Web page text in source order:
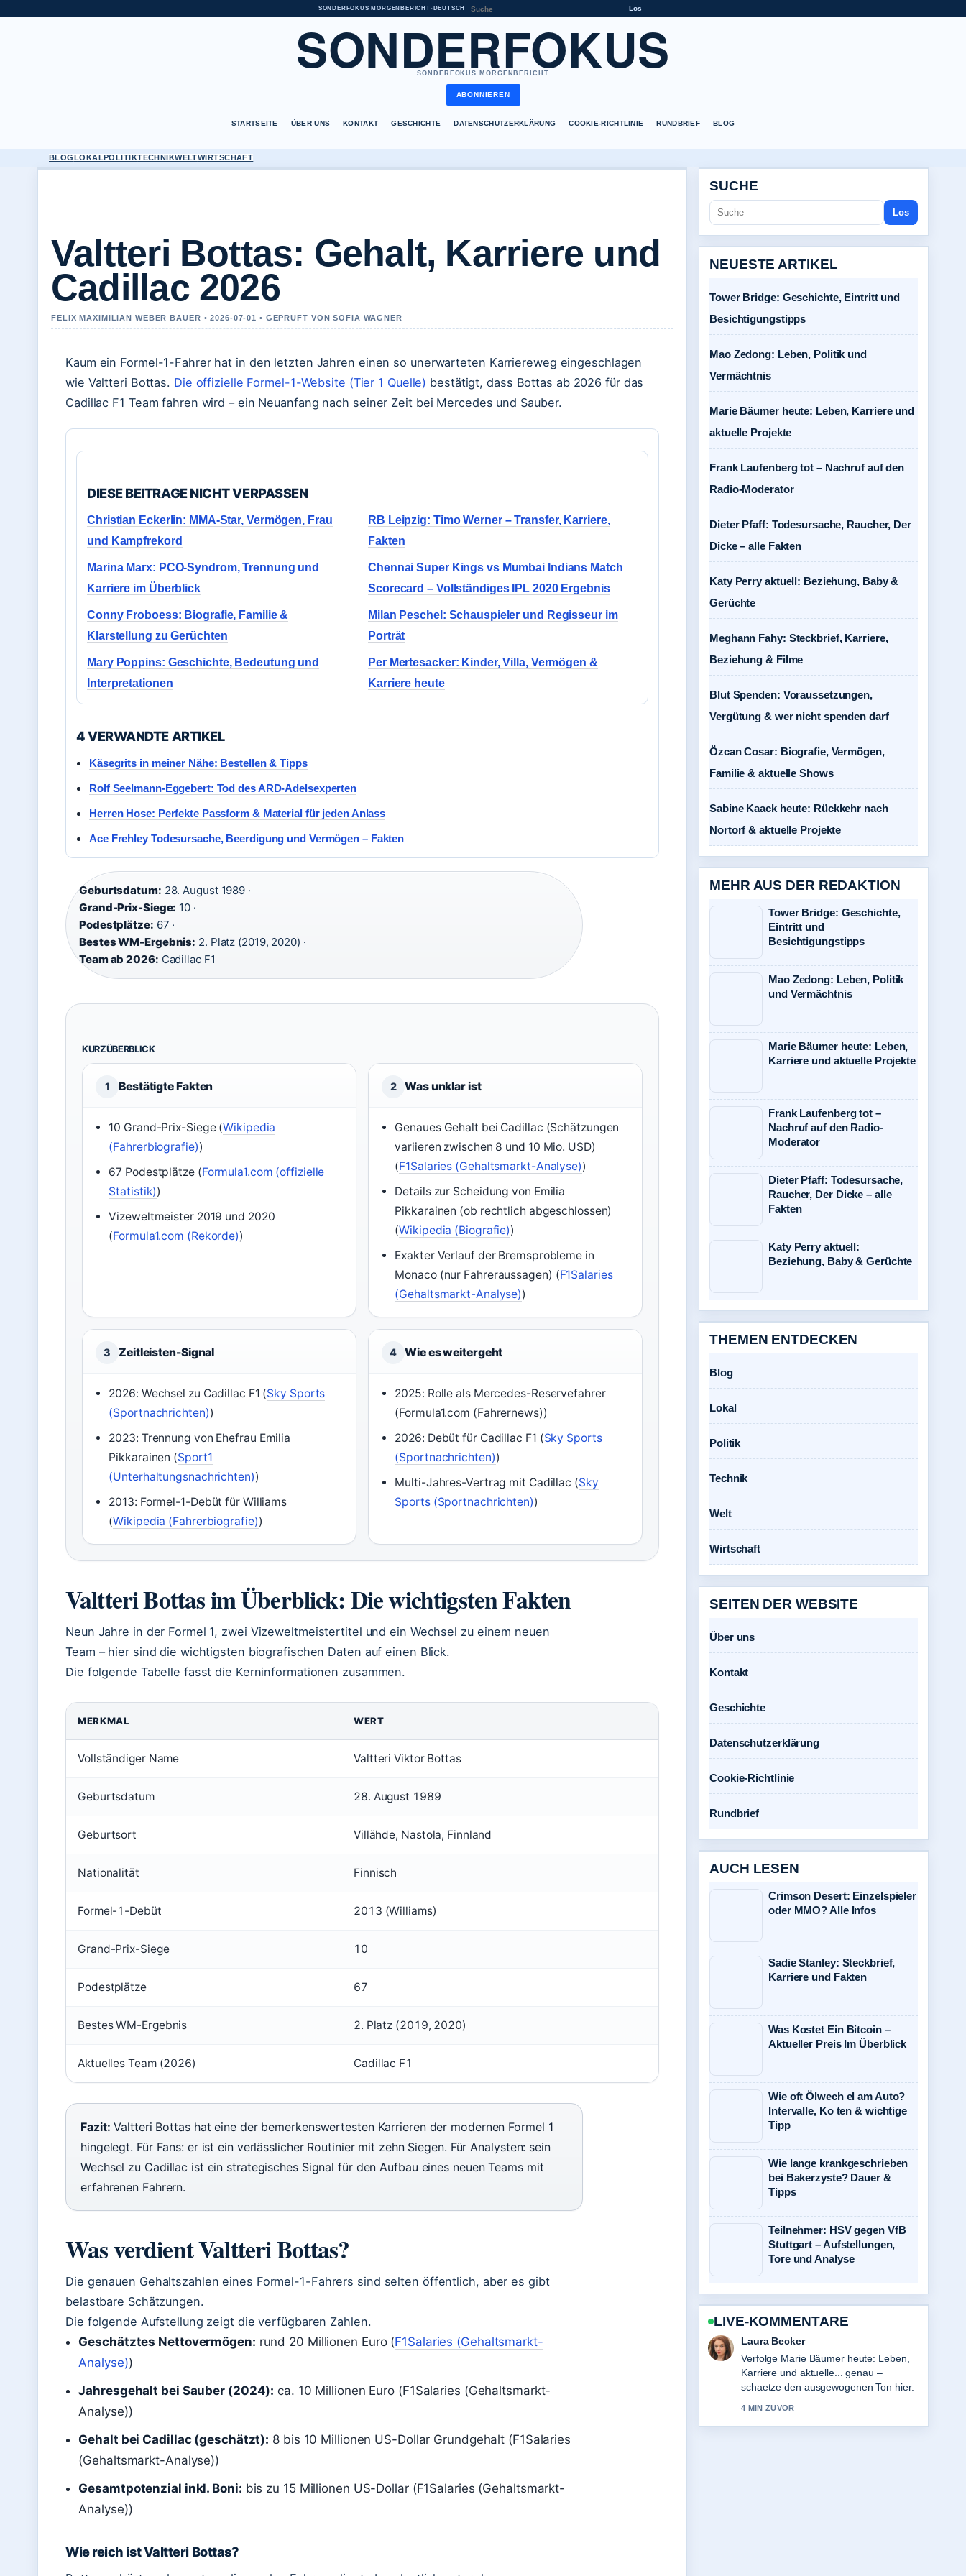
SONDERFOKUS MORGENBERICHT• DEUTSCH Los
SONDERFOKUS
SONDERFOKUS MORGENBERICHT
ABONNIEREN
STARTSEITE ÜBER UNS KONTAKT GESCHICHTE DATENSCHUTZERKLÄRUNG COOKIE-RICHTLINIE RUNDBRIEF BLOG
BLOGLOKALPOLITIKTECHNIKWELTWIRTSCHAFT
Valtteri Bottas: Gehalt, Karriere und
Cadillac 2026
FELIX MAXIMILIAN WEBER BAUER • 2026-07-01 • GEPRUFT VON SOFIA WAGNER
Kaum ein Formel-1-Fahrer hat in den letzten Jahren einen so unerwarteten Karriereweg eingeschlagen
wie Valtteri Bottas. Die offizielle Formel-1-Website (Tier 1 Quelle) bestätigt, dass Bottas ab 2026 für das
Cadillac F1 Team fahren wird – ein Neuanfang nach seiner Zeit bei Mercedes und Sauber.
DIESE BEITRAGE NICHT VERPASSEN
Christian Eckerlin: MMA-Star, Vermögen, Frau
und Kampfrekord
RB Leipzig: Timo Werner – Transfer, Karriere,
Fakten
Marina Marx: PCO-Syndrom, Trennung und
Karriere im Überblick
Chennai Super Kings vs Mumbai Indians Match
Scorecard – Vollständiges IPL 2020 Ergebnis
Conny Froboess: Biografie, Familie &
Klarstellung zu Gerüchten
Milan Peschel: Schauspieler und Regisseur im
Porträt
Mary Poppins: Geschichte, Bedeutung und
Interpretationen
Per Mertesacker: Kinder, Villa, Vermögen &
Karriere heute
4 VERWANDTE ARTIKEL
Käsegrits in meiner Nähe: Bestellen & Tipps
Rolf Seelmann-Eggebert: Tod des ARD-Adelsexperten
Herren Hose: Perfekte Passform & Material für jeden Anlass
Ace Frehley Todesursache, Beerdigung und Vermögen – Fakten
Geburtsdatum: 28. August 1989 ·
Grand-Prix-Siege: 10 ·
Podestplätze: 67 ·
Bestes WM-Ergebnis: 2. Platz (2019, 2020) ·
Team ab 2026: Cadillac F1
KURZÜBERBLICK
1 Bestätigte Fakten
10 Grand-Prix-Siege (Wikipedia
(Fahrerbiografie))
67 Podestplätze (Formula1.com (offizielle
Statistik))
Vizeweltmeister 2019 und 2020
(Formula1.com (Rekorde))
2 Was unklar ist
Genaues Gehalt bei Cadillac (Schätzungen
variieren zwischen 8 und 10 Mio. USD)
(F1Salaries (Gehaltsmarkt-Analyse))
Details zur Scheidung von Emilia
Pikkarainen (ob rechtlich abgeschlossen)
(Wikipedia (Biografie))
Exakter Verlauf der Bremsprobleme in
Monaco (nur Fahreraussagen) (F1Salaries
(Gehaltsmarkt-Analyse))
3 Zeitleisten-Signal
2026: Wechsel zu Cadillac F1 (Sky Sports
(Sportnachrichten))
2023: Trennung von Ehefrau Emilia
Pikkarainen (Sport1
(Unterhaltungsnachrichten))
2013: Formel-1-Debüt für Williams
(Wikipedia (Fahrerbiografie))
4 Wie es weitergeht
2025: Rolle als Mercedes-Reservefahrer
(Formula1.com (Fahrernews))
2026: Debüt für Cadillac F1 (Sky Sports
(Sportnachrichten))
Multi-Jahres-Vertrag mit Cadillac (Sky
Sports (Sportnachrichten))
Valtteri Bottas im Überblick: Die wichtigsten Fakten
Neun Jahre in der Formel 1, zwei Vizeweltmeistertitel und ein Wechsel zu einem neuen
Team – hier sind die wichtigsten biografischen Daten auf einen Blick.
Die folgende Tabelle fasst die Kerninformationen zusammen.
MERKMAL WERT
Vollständiger Name Valtteri Viktor Bottas
Geburtsdatum 28. August 1989
Geburtsort Villähde, Nastola, Finnland
Nationalität Finnisch
Formel-1-Debüt 2013 (Williams)
Grand-Prix-Siege 10
Podestplätze 67
Bestes WM-Ergebnis 2. Platz (2019, 2020)
Aktuelles Team (2026) Cadillac F1
Fazit: Valtteri Bottas hat eine der bemerkenswertesten Karrieren der modernen Formel 1
hingelegt. Für Fans: er ist ein verlässlicher Routinier mit zehn Siegen. Für Analysten: sein
Wechsel zu Cadillac ist ein strategisches Signal für den Aufbau eines neuen Teams mit
erfahrenen Fahrern.
Was verdient Valtteri Bottas?
Die genauen Gehaltszahlen eines Formel-1-Fahrers sind selten öffentlich, aber es gibt
belastbare Schätzungen.
Die folgende Aufstellung zeigt die verfügbaren Zahlen.
Geschätztes Nettovermögen: rund 20 Millionen Euro (F1Salaries (Gehaltsmarkt-
Analyse))
Jahresgehalt bei Sauber (2024): ca. 10 Millionen Euro (F1Salaries (Gehaltsmarkt-
Analyse))
Gehalt bei Cadillac (geschätzt): 8 bis 10 Millionen US-Dollar Grundgehalt (F1Salaries
(Gehaltsmarkt-Analyse))
Gesamtpotenzial inkl. Boni: bis zu 15 Millionen US-Dollar (F1Salaries (Gehaltsmarkt-
Analyse))
Wie reich ist Valtteri Bottas?
SUCHE
Los
NEUESTE ARTIKEL
Tower Bridge: Geschichte, Eintritt und
Besichtigungstipps
Mao Zedong: Leben, Politik und
Vermächtnis
Marie Bäumer heute: Leben, Karriere und
aktuelle Projekte
Frank Laufenberg tot – Nachruf auf den
Radio-Moderator
Dieter Pfaff: Todesursache, Raucher, Der
Dicke – alle Fakten
Katy Perry aktuell: Beziehung, Baby &
Gerüchte
Meghann Fahy: Steckbrief, Karriere,
Beziehung & Filme
Blut Spenden: Voraussetzungen,
Vergütung & wer nicht spenden darf
Özcan Cosar: Biografie, Vermögen,
Familie & aktuelle Shows
Sabine Kaack heute: Rückkehr nach
Nortorf & aktuelle Projekte
MEHR AUS DER REDAKTION
Tower Bridge: Geschichte,
Eintritt und
Besichtigungstipps
Mao Zedong: Leben, Politik
und Vermächtnis
Marie Bäumer heute: Leben,
Karriere und aktuelle Projekte
Frank Laufenberg tot –
Nachruf auf den Radio-
Moderator
Dieter Pfaff: Todesursache,
Raucher, Der Dicke – alle
Fakten
Katy Perry aktuell:
Beziehung, Baby & Gerüchte
THEMEN ENTDECKEN
Blog
Lokal
Politik
Technik
Welt
Wirtschaft
SEITEN DER WEBSITE
Über uns
Kontakt
Geschichte
Datenschutzerklärung
Cookie-Richtlinie
Rundbrief
AUCH LESEN
Crimson Desert: Einzelspieler
oder MMO? Alle Infos
Sadie Stanley: Steckbrief,
Karriere und Fakten
Was Kostet Ein Bitcoin –
Aktueller Preis Im Überblick
Wie oft Ölwech el am Auto?
Intervalle, Ko ten & wichtige
Tipp
Wie lange krankgeschrieben
bei Bakerzyste? Dauer &
Tipps
Teilnehmer: HSV gegen VfB
Stuttgart – Aufstellungen,
Tore und Analyse
LIVE-KOMMENTARE
Nico Hoffmann
Hilfreicher Kontext zu Tower Bridge:
Geschichte, Eintritt und
Besichtigungstipps. Bitte haltet diesen